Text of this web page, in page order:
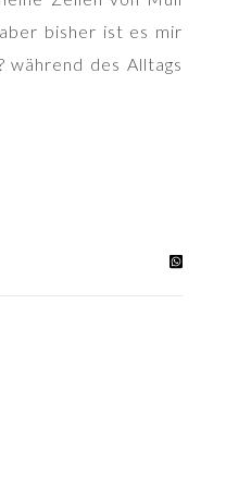
bisher ist es mir
während des Alltags